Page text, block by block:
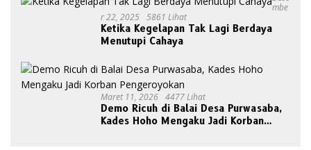
Mbe
R 22, 2025 5861 Lihat
Ketika Kegelapan Tak Lagi Berdaya
Menutupi Cahaya
Maret 11, 2026 4477 Lihat
Demo Ricuh di Balai Desa Purwasaba,
Kades Hoho Mengaku Jadi Korban